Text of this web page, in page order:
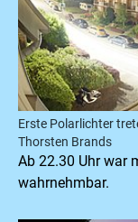
Erste Polarlichter
Thorsten Brands
Ab 22.30 Uhr war
wahrnehmbar.